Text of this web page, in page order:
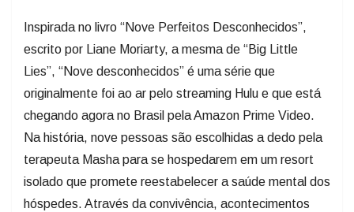
Inspirada no livro “Nove Perfeitos Desconhecidos”,
escrito por Liane Moriarty, a mesma de “Big Little
Lies”, “Nove desconhecidos” é uma série que
originalmente foi ao ar pelo streaming Hulu e que está
chegando agora no Brasil pela Amazon Prime Video.
Na história, nove pessoas são escolhidas a dedo pela
terapeuta Masha para se hospedarem em um resort
isolado que promete reestabelecer a saúde mental dos
hóspedes. Através da convivência, acontecimentos